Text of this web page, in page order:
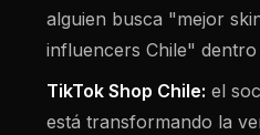
alguien busca "mejor
influencers Chile" dentro
TikTok Shop Chile: el
está transformando la